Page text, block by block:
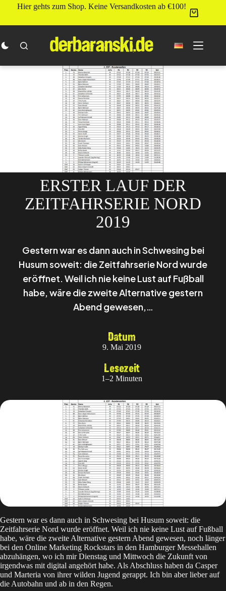
Hier gehts zum Shop. Keine Versandkosten ab €100!
ERSTER LAUF DER
ZEITFAHRSERIE NORD
2019
Gestern war es dann auch in Schwesing bei
Husum soweit: die Zeitfahrserie Nord wurde
eröffnet. Weil ich nie keine Lust auf Fußball
habe, wäre die zweite Alternative gestern
Abend gewesen,…
Datum
9. Mai 2019
Lesezeit
1–2 Minuten
Gestern war es dann auch in Schwesing bei Husum soweit: die
Zeitfahrserie Nord wurde eröffnet. Weil ich nie keine Lust auf Fußball
habe, wäre die zweite Alternative gestern Abend gewesen, noch länger
bei den Online Marketing Rockstars in den Hamburger Messehallen
abzuhängen, wo ich mir Dienstag und Mittwoch die Zukunft von
irgendwas mit digital angehört habe. Als Abschluss haben da Casper
und Marteria von ihrer wilden Jugend gerappt. Ich bin aber lieber auf
die Autobahn und ab in den Regen.